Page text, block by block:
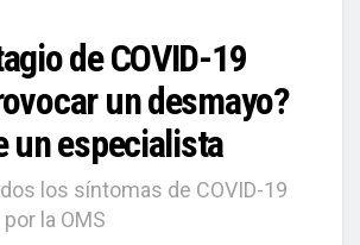
de COVID-19
un desmayo?
un especialista
los síntomas de COVID-19
la OMS